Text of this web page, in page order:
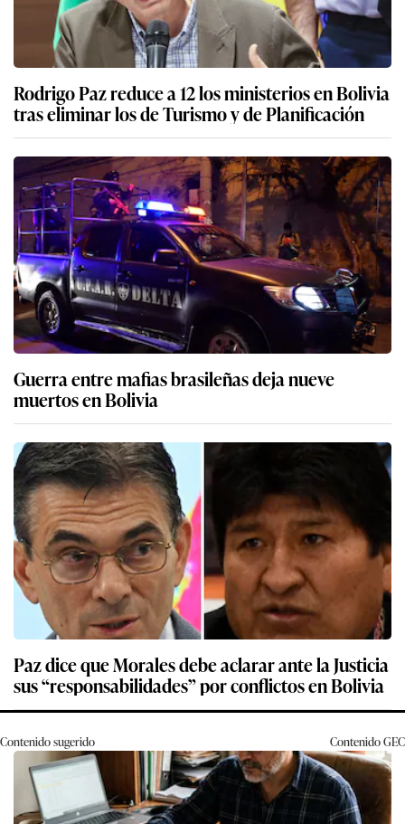
Rodrigo Paz reduce a 12 los ministerios en Bolivia
tras eliminar los de Turismo y de Planificación
Guerra entre mafias brasileñas deja nueve
muertos en Bolivia
Paz dice que Morales debe aclarar ante la Justicia
sus “responsabilidades” por conflictos en Bolivia
Contenido sugerido ContenidoGEC